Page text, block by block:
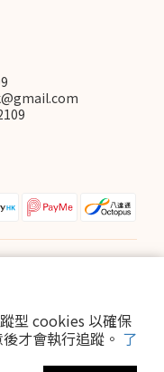
型 cookies 以確保
才會執行追蹤。 了